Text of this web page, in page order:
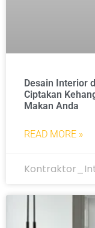
Desain Interior
Ciptakan
Makan Anda
READ MORE »